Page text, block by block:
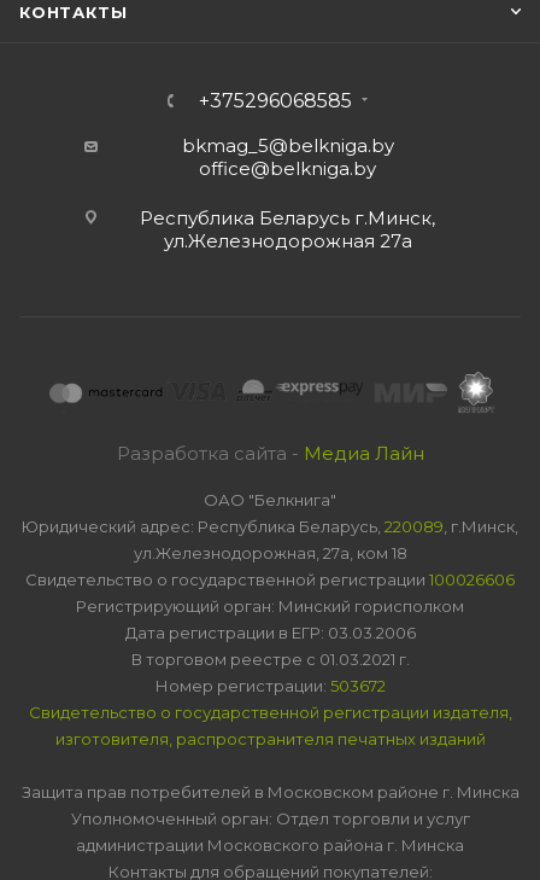
КОНТАКТЫ
+375296068585
bkmag_5@belkniga.by
office@belkniga.by
Республика Беларусь г.Минск,
ул.Железнодорожная 27а
Разработка сайта - Медиа Лайн
ОАО "Белкнига"
Юридический адрес: Республика Беларусь, 220089 , г.Минск,
ул.Железнодорожная, 27а, ком 18
Свидетельство о государственной регистрации 100026606
Регистрирующий орган: Минский горисполком
Дата регистрации в ЕГР: 03.03.2006
В торговом реестре с 01.03.2021 г.
Номер регистрации: 503672
Свидетельство о государственной регистрации издателя,
изготовителя, распространителя печатных изданий
Защита прав потребителей в Московском районе г. Минска
Уполномоченный орган: Отдел торговли и услуг
администрации Московского района г. Минска
Контакты для обращений покупателей: